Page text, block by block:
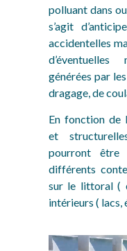
polluant dans
s’agit
accidentelles
générées par
dragage, de
En fonction de
et
pourront être
différents
sur le littoral (
intérieurs ( lacs,